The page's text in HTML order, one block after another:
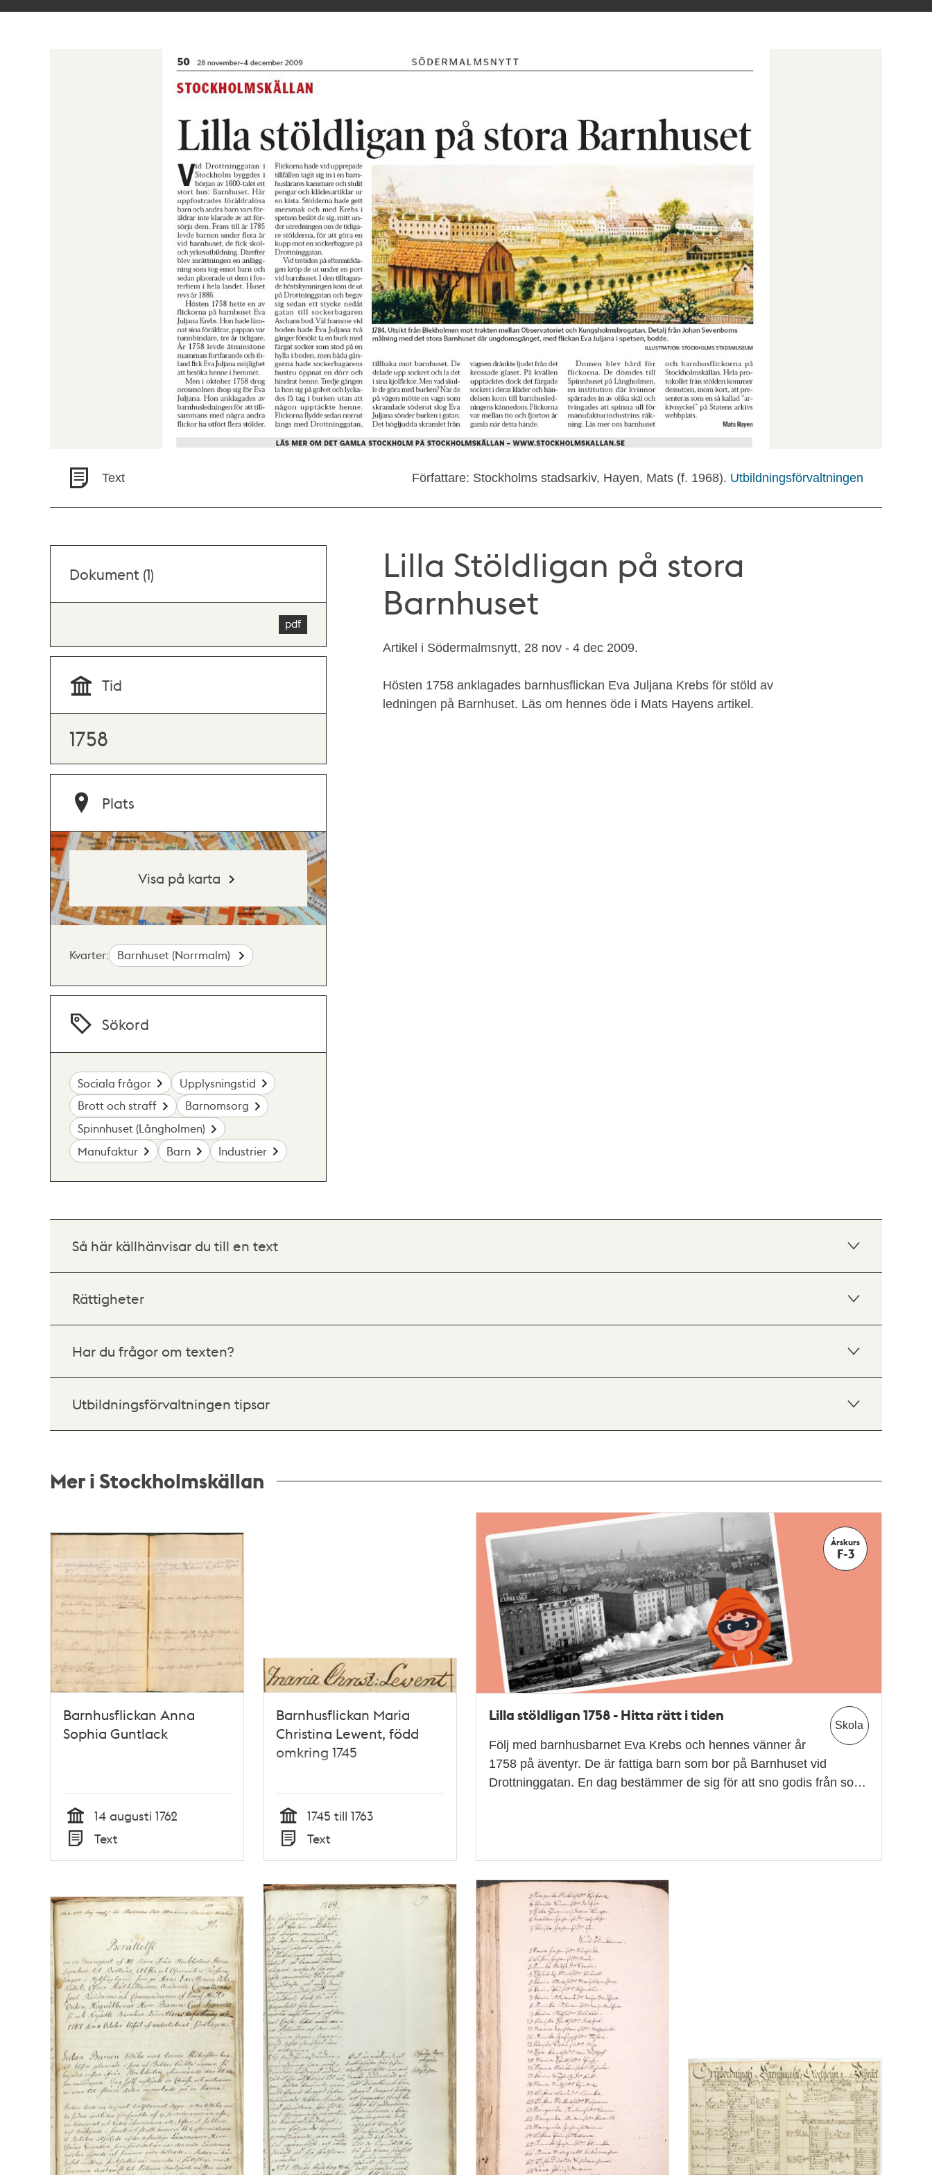
Text Författare: Stockholms stadsarkiv, Hayen, Mats (f. 1968). Utbildningsförvaltningen
Lilla Stöldligan på stora
Barnhuset
Artikel i Södermalmsnytt, 28 nov - 4 dec 2009.
Hösten 1758 anklagades barnhusflickan Eva Juljana Krebs för stöld av
ledningen på Barnhuset. Läs om hennes öde i Mats Hayens artikel.
Dokument (1)
Tid
1758
Plats
Visa på karta
Kvarter: Barnhuset (Norrmalm)
Sökord
Sociala frågor
Upplysningstid
Brott och straff
Barnomsorg
Spinnhuset (Långholmen)
Manufaktur
Barn Industrier
Så här källhänvisar du till en text
Rättigheter
Har du frågor om texten?
Utbildningsförvaltningen tipsar
Mer i Stockholmskällan
poster
och
teman
Barnhusflickan Anna
Sophia Guntlack
Tid
14 augusti 1762
Typ
Text
Barnhusflickan Maria
Christina Lewent, född
omkring 1745
Tid
1745 till 1763
Typ
Text
Årskurs
F-3
Skola
Lilla stöldligan 1758 - Hitta rätt i tiden
Följ med barnhusbarnet Eva Krebs och hennes vänner år
1758 på äventyr. De är fattiga barn som bor på Barnhuset vid
Drottninggatan. En dag bestämmer de sig för att sno godis från so…